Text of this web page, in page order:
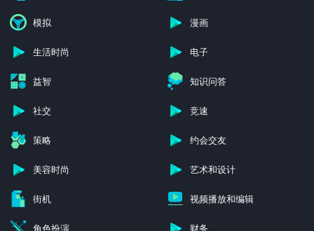
模拟 漫画
生活时尚 电子
益智 知识问答
社交 竞速
策略 约会交友
美容时尚 艺术和设计
街机 视频播放和编辑
角色扮演 财务